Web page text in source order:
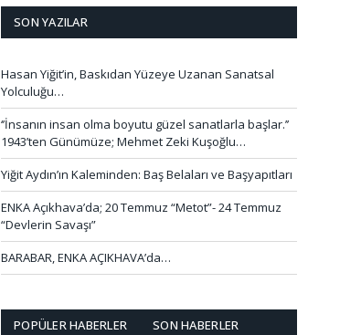
SON YAZILAR
Hasan Yiğit’in, Baskıdan Yüzeye Uzanan Sanatsal
Yolculuğu…
‘’İnsanın insan olma boyutu güzel sanatlarla başlar.’’
1943’ten Günümüze; Mehmet Zeki Kuşoğlu…
Yiğit Aydın’ın Kaleminden: Baş Belaları ve Başyapıtları
ENKA Açıkhava’da; 20 Temmuz “Metot”- 24 Temmuz
“Devlerin Savaşı”
BARABAR, ENKA AÇIKHAVA’da…
POPÜLER HABERLER SON HABERLER